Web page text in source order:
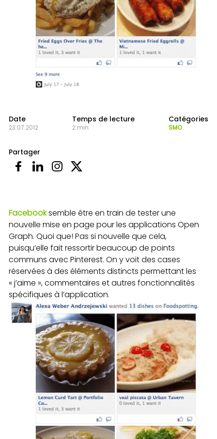
Date
23.07.2012
Temps de lecture
2 min
Catégories
SMO
Partager
Facebooksemble être en train de tester une
nouvelle mise en page pour les applications Open
Graph. Quoi que! Pas si nouvelle que cela,
puisqu’elle fait ressortir beaucoup de points
communs avec Pinterest. On y voit des cases
réservées à des éléments distincts permettant les
« j’aime », commentaires et autres fonctionnalités
spécifiques à l’application.